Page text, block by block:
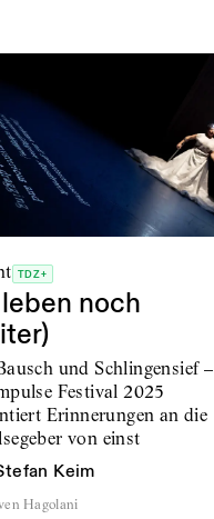
TDZ+
noch
und Schlingensief –
Festival 2025
Erinnerungen an die
von einst
Keim
Hagolani